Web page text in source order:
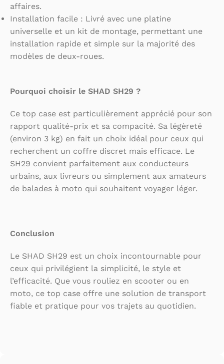
affaires.
Installation facile : Livré avec une platine
universelle et un kit de montage, permettant une
installation rapide et simple sur la majorité des
modèles de deux-roues.
Pourquoi choisir le SHAD SH29 ?
Ce top case est particulièrement apprécié pour son
rapport qualité-prix et sa compacité. Sa légèreté
(environ 3 kg) en fait un choix idéal pour ceux qui
recherchent un coffre discret mais efficace. Le
SH29 convient parfaitement aux conducteurs
urbains, aux livreurs ou simplement aux amateurs
de balades à moto qui souhaitent voyager léger.
Conclusion
Le SHAD SH29 est un choix incontournable pour
ceux qui privilégient la simplicité, le style et
l’efficacité. Que vous rouliez en scooter ou en
moto, ce top case offre une solution de transport
fiable et pratique pour vos trajets au quotidien.